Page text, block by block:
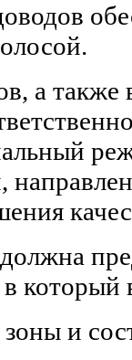
а также
в который
и